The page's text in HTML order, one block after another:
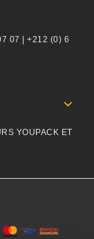
07 | +212 (0) 6
YOUPACK ET